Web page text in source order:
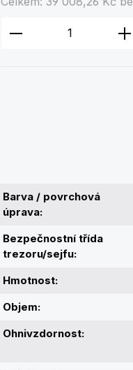
Množství
Barva / povrchová
úprava:
Bezpečnostní třída
trezoru/sejfu:
Hmotnost:
Objem:
Ohnivzdornost: